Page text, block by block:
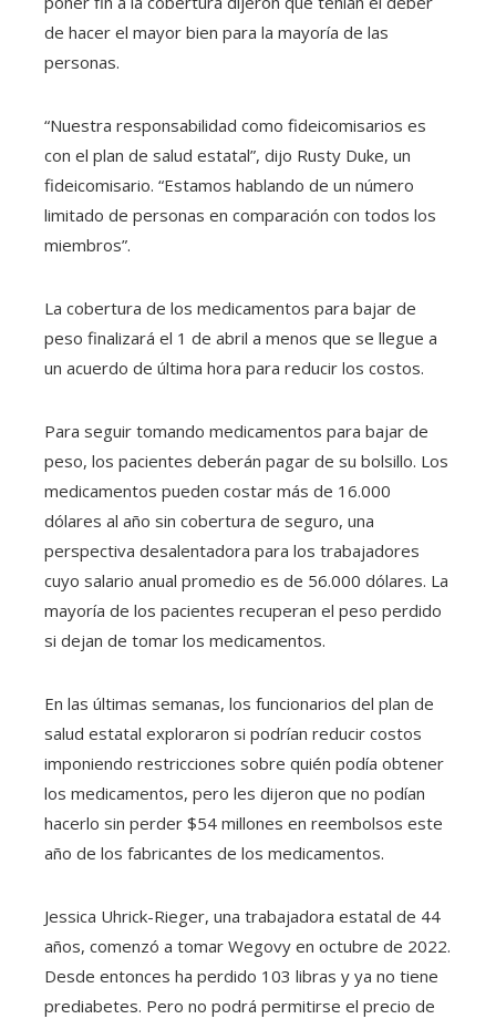
de hacer el mayor bien para la mayoría de las
personas.
“Nuestra responsabilidad como fideicomisarios es
con el plan de salud estatal”, dijo Rusty Duke, un
fideicomisario. “Estamos hablando de un número
limitado de personas en comparación con todos los
miembros”.
La cobertura de los medicamentos para bajar de
peso finalizará el 1 de abril a menos que se llegue a
un acuerdo de última hora para reducir los costos.
Para seguir tomando medicamentos para bajar de
peso, los pacientes deberán pagar de su bolsillo. Los
medicamentos pueden costar más de 16.000
dólares al año sin cobertura de seguro, una
perspectiva desalentadora para los trabajadores
cuyo salario anual promedio es de 56.000 dólares. La
mayoría de los pacientes recuperan el peso perdido
si dejan de tomar los medicamentos.
En las últimas semanas, los funcionarios del plan de
salud estatal exploraron si podrían reducir costos
imponiendo restricciones sobre quién podía obtener
los medicamentos, pero les dijeron que no podían
hacerlo sin perder $54 millones en reembolsos este
año de los fabricantes de los medicamentos.
Jessica Uhrick-Rieger, una trabajadora estatal de 44
años, comenzó a tomar Wegovy en octubre de 2022.
Desde entonces ha perdido 103 libras y ya no tiene
prediabetes. Pero no podrá permitirse el precio de